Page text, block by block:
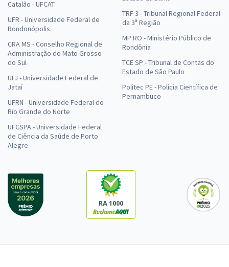
Catalão - UFCAT
UFR - Universidade Federal de
Rondonópolis
CRA MS - Conselho Regional de
Administração do Mato Grosso
do Sul
UFJ - Universidade Federal de
Jataí
UFRN - Universidade Federal do
Rio Grande do Norte
UFCSPA - Universidade Federal
de Ciência da Saúde de Porto
Alegre
TRF 3 - Tribunal Regional Federal
da 3ª Região
MP RO - Ministério Público de
Rondônia
TCE SP - Tribunal de Contas do
Estado de São Paulo
Politec PE - Polícia Científica de
Pernambuco
RA 1000